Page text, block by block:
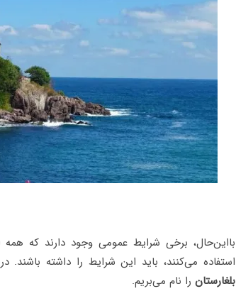
بااین‌حال، برخی شرایط عمومی وجود دارند که
استفاده می‌کنند، باید این شرایط را داشته
بلغارستان را نام می‌بریم.